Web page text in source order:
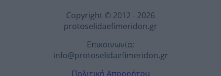
Copyright © 2012 - 2026
protoselidaefimeridon.gr
Επικοινωνία:
info@protoselidaefimeridon.gr
Πολιτική Απορρήτου